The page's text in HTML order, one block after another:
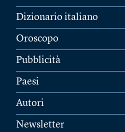
Dizionario italiano
Oroscopo
Pubblicità
Paesi
Autori
Newsletter